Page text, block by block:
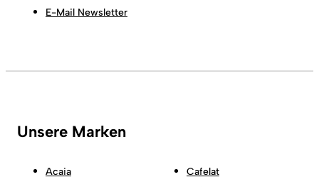
E-Mail Newsletter
Unsere Marken
Acaia
Cafelat